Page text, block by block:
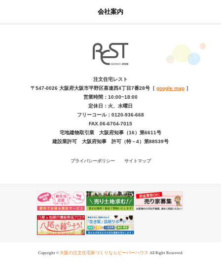
会社案内
注文住宅レスト
〒547-0026 大阪府大阪市平野区喜連西4丁目7番28号［ google map］
営業時間：10:00~18:00
定休日：火、水曜日
フリーコール：0120-936-668
FAX.06-6704-7015
宅地建物取引業 大阪府知事（16）第6611号
建設業許可 大阪府知事 許可（特－4）第88539号
プライバシーポリシー サイトマップ
Copyright ©大阪の注文住宅家づくりならビーバーハウス All Right Reserved.